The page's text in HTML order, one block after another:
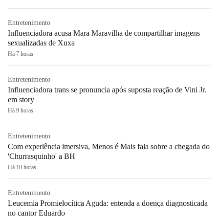
Entretenimento
Influenciadora acusa Mara Maravilha de compartilhar imagens
sexualizadas de Xuxa
Há 7 horas
Entretenimento
Influenciadora trans se pronuncia após suposta reação de Vini Jr.
em story
Há 9 horas
Entretenimento
Com experiência imersiva, Menos é Mais fala sobre a chegada do
'Churrasquinho' a BH
Há 10 horas
Entretenimento
Leucemia Promielocítica Aguda: entenda a doença diagnosticada
no cantor Eduardo